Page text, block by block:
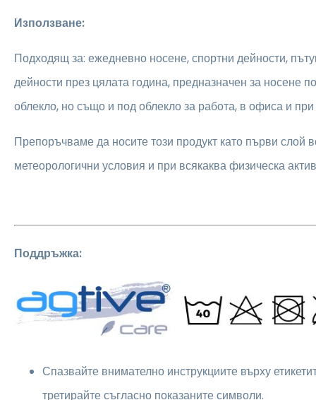
Използване:
Подходящ за: ежедневно носене, спортни дейности,
дейности през цялата година, предназначен за носене
облекло, но също и под облекло за работа, в офиса и
Препоръчваме да носите този продукт като първи слой
метеорологични условия и при всякаква физическа
Поддръжка:
Спазвайте внимателно инструкциите върху
третирайте съгласно показаните символи.